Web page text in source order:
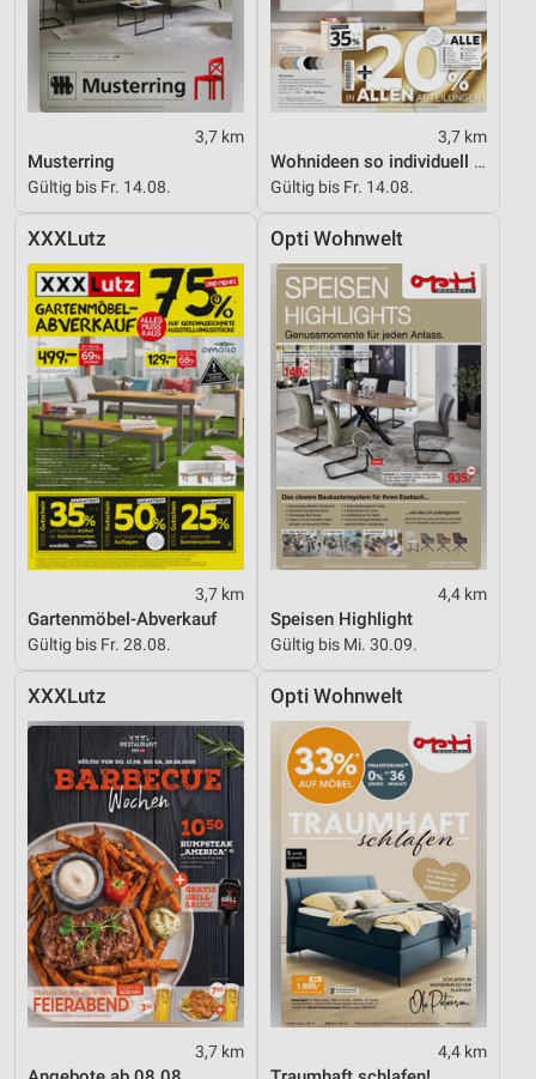
3,7 km
Musterring
Gültig bis Fr. 14.08.
3,7 km
Wohnideen so individuell wie du!
Gültig bis Fr. 14.08.
XXXLutz
3,7 km
Gartenmöbel-Abverkauf
Gültig bis Fr. 28.08.
Opti Wohnwelt
4,4 km
Speisen Highlight
Gültig bis Mi. 30.09.
XXXLutz
3,7 km
Opti Wohnwelt
4,4 km